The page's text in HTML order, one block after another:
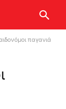
παγανιά